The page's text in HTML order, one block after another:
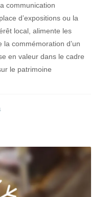
communication
d’expositions ou la
local, alimente les
commémoration d’un
en valeur dans le cadre
le patrimoine